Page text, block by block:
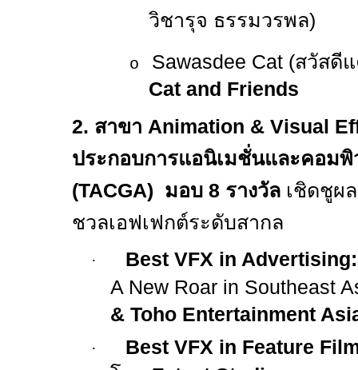
วิชารุจ ธรรมวรพล)
o Sawasdee Cat (สวัสดี
Cat and Friends
2. สาขา Animation & Visual
ประกอบการแอนิเมชั่นและคอมพิ
(TACGA) มอบ 8 รางวัล เชิดชูผ
ชวลเอฟเฟกต์ระดับสากล
· Best VFX in Advertising:
A New Roar in Southeast
& Toho Entertainment
·
Best VFX in Feature